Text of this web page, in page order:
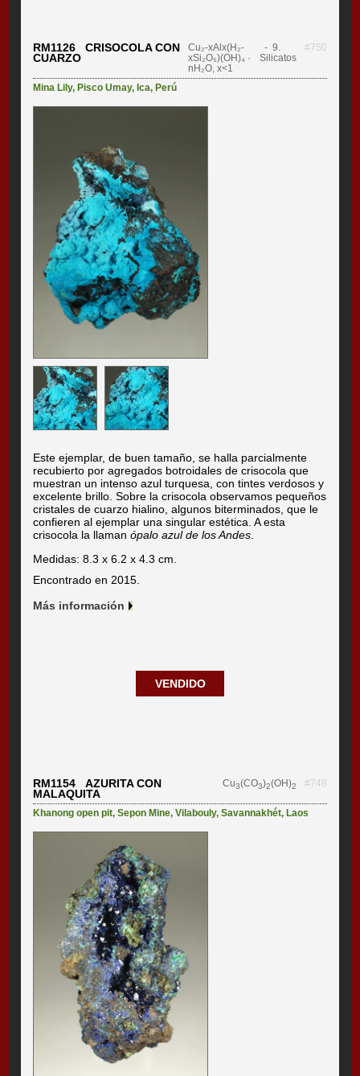
RM1126 CRISOCOLA CON
CUARZO
Cu₂-xAlx(H₂-
xSi₂O₅)(OH)₄ ·
nH₂O, x<1
- 9.
Silicatos
#750
Mina Lily, Pisco Umay, Ica, Perú
Este ejemplar, de buen tamaño, se halla parcialmente
recubierto por agregados botroidales de crisocola que
muestran un intenso azul turquesa, con tintes verdosos y
excelente brillo. Sobre la crisocola observamos pequeños
cristales de cuarzo hialino, algunos biterminados, que le
confieren al ejemplar una singular estética. A esta
crisocola la llamanópalo azul de los Andes.
Medidas: 8.3 x 6.2 x 4.3 cm.
Encontrado en 2015.
Más información
VENDIDO
RM1154 AZURITA CON
MALAQUITA
Cu3(CO3)2(OH)2 #748
Khanong open pit,Sepon Mine,Vilabouly,Savannakhét, Laos